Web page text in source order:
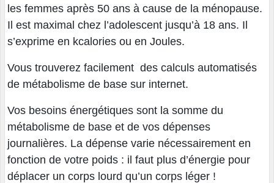
les femmes après 50 ans à cause de la ménopause.
Il est maximal chez l’adolescent jusqu’à 18 ans. Il
s’exprime en kcalories ou en Joules.
Vous trouverez facilement des calculs automatisés
de métabolisme de base sur internet.
Vos besoins énergétiques sont la somme du
métabolisme de base et de vos dépenses
journalières. La dépense varie nécessairement en
fonction de votre poids : il faut plus d’énergie pour
déplacer un corps lourd qu’un corps léger !